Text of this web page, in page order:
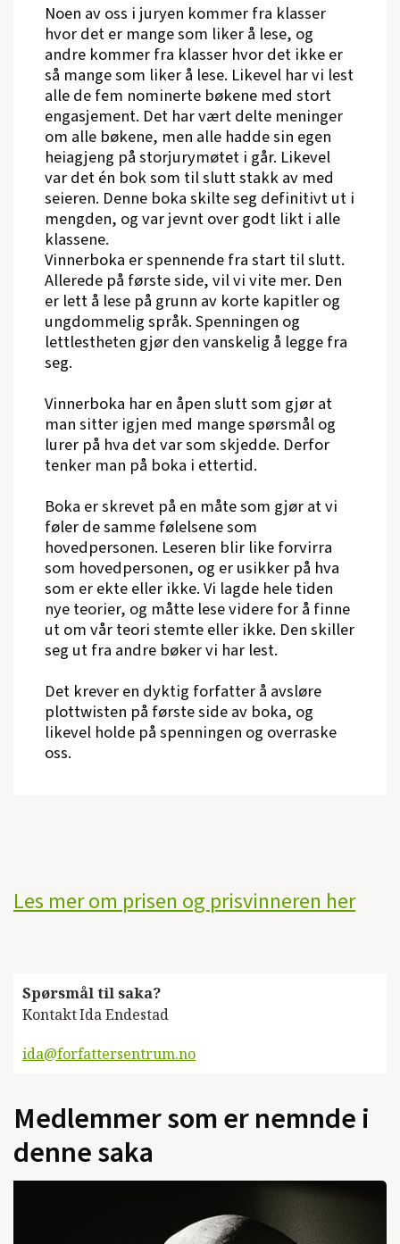
Noen av oss i juryen kommer fra klasser
hvor det er mange som liker å lese, og
andre kommer fra klasser hvor det ikke er
så mange som liker å lese. Likevel har vi lest
alle de fem nominerte bøkene med stort
engasjement. Det har vært delte meninger
om alle bøkene, men alle hadde sin egen
heiagjeng på storjurymøtet i går. Likevel
var det én bok som til slutt stakk av med
seieren. Denne boka skilte seg definitivt ut i
mengden, og var jevnt over godt likt i alle
klassene.
Vinnerboka er spennende fra start til slutt.
Allerede på første side, vil vi vite mer. Den
er lett å lese på grunn av korte kapitler og
ungdommelig språk. Spenningen og
lettlestheten gjør den vanskelig å legge fra
seg.
Vinnerboka har en åpen slutt som gjør at
man sitter igjen med mange spørsmål og
lurer på hva det var som skjedde. Derfor
tenker man på boka i ettertid.
Boka er skrevet på en måte som gjør at vi
føler de samme følelsene som
hovedpersonen. Leseren blir like forvirra
som hovedpersonen, og er usikker på hva
som er ekte eller ikke. Vi lagde hele tiden
nye teorier, og måtte lese videre for å finne
ut om vår teori stemte eller ikke. Den skiller
seg ut fra andre bøker vi har lest.
Det krever en dyktig forfatter å avsløre
plottwisten på første side av boka, og
likevel holde på spenningen og overraske
oss.
Les mer om prisen og prisvinneren her
Spørsmål til saka?
KontaktIda Endestad
ida@forfattersentrum.no
Medlemmer som er nemnde i
denne saka